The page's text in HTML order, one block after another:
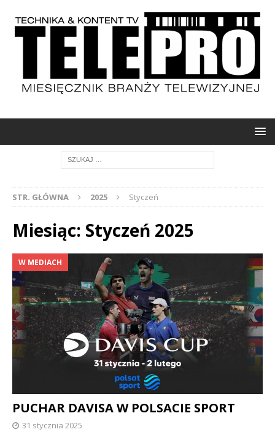
STR. GŁÓWNA 2025 Styczeń
Miesiąc: Styczeń 2025
W MEDIACH
PUCHAR DAVISA W POLSACIE SPORT
31 stycznia 2025